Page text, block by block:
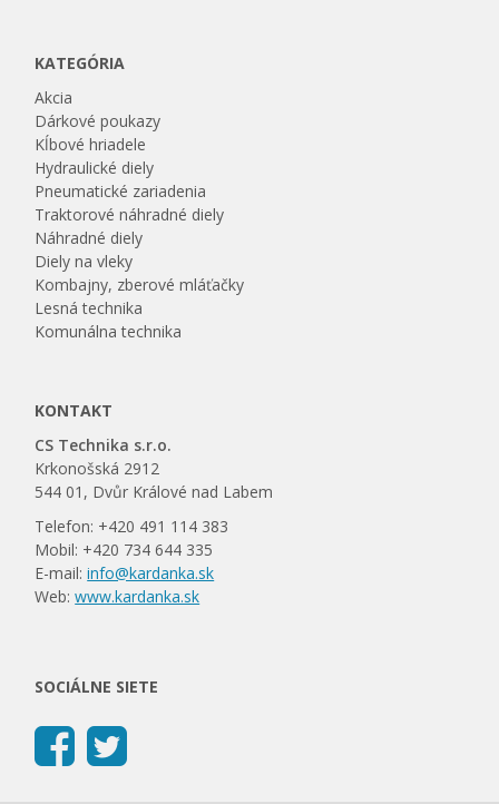
KATEGÓRIA
Akcia
Dárkové poukazy
Kĺbové hriadele
Hydraulické diely
Pneumatické zariadenia
Traktorové náhradné diely
Náhradné diely
Diely na vleky
Kombajny, zberové mláťačky
Lesná technika
Komunálna technika
KONTAKT
CS Technika s.r.o.
Krkonošská 2912
544 01, Dvůr Králové nad Labem
Telefon: +420 491 114 383
Mobil: +420 734 644 335
E-mail:info@kardanka.sk
Web:www.kardanka.sk
SOCIÁLNE SIETE